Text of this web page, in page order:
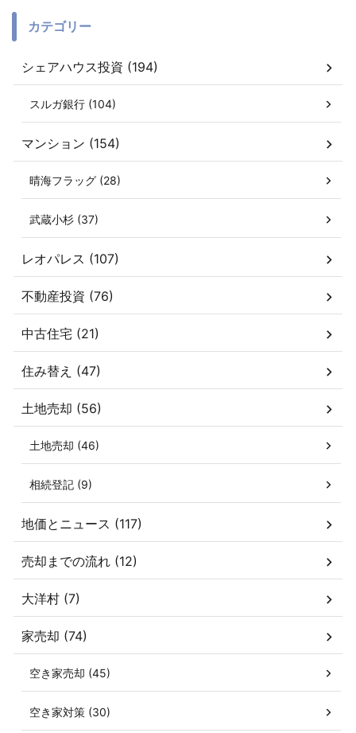
カテゴリー
シェアハウス投資 (194)
スルガ銀行 (104)
マンション (154)
晴海フラッグ (28)
武蔵小杉 (37)
レオパレス (107)
不動産投資 (76)
中古住宅 (21)
住み替え (47)
土地売却 (56)
土地売却 (46)
相続登記 (9)
地価とニュース (117)
売却までの流れ (12)
大洋村 (7)
家売却 (74)
空き家売却 (45)
空き家対策 (30)